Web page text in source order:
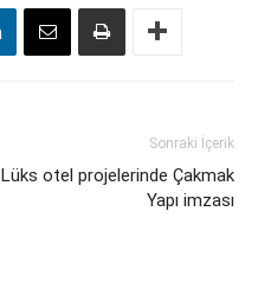
Sonraki İçerik
Lüks otel projelerinde Çakmak
Yapı imzası